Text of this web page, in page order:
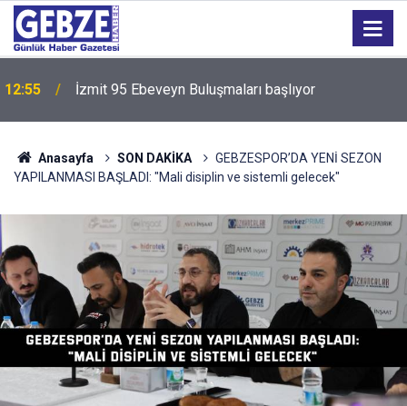
12:55 İzmit 95 Ebeveyn Buluşmaları başlıyor
Anasayfa SON DAKİKA
GEBZESPOR’DA YENİ SEZON
YAPILANMASI BAŞLADI: "Mali disiplin ve sistemli gelecek"